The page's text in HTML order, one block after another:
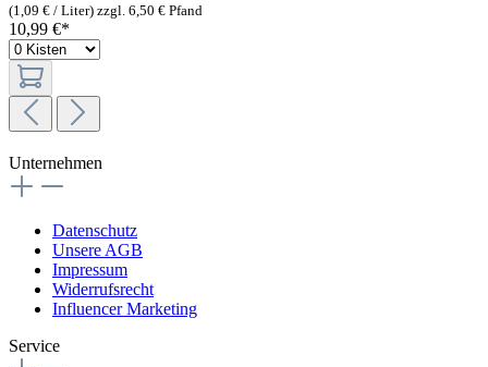
(1,09 € / Liter) zzgl. 6,50 € Pfand
10,99 €*
Unternehmen
Datenschutz
Unsere AGB
Impressum
Widerrufsrecht
Influencer Marketing
Service